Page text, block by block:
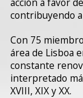
contribuyendo
Con 75
área de Lisboa
constante
interpretado
XVIII, XIX y XX.